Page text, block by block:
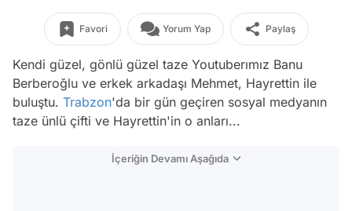
Favori Yorum Yap Paylaş
Kendi güzel, gönlü güzel taze Youtuberımız Banu
Berberoğlu ve erkek arkadaşı Mehmet, Hayrettin ile
buluştu. Trabzon'da bir gün geçiren sosyal medyanın
taze ünlü çifti ve Hayrettin'in o anları...
İçeriğin Devamı Aşağıda